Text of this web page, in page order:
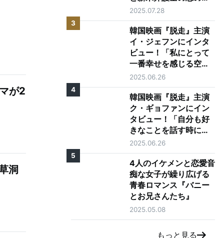
が2
洞
方は？
2025.07.28
3
韓国映画『脱走』主演
イ・ジェフンにインタ
ビュー！「私にとって
一番幸せを感じる空
間、それは映画館で
す」
2025.06.26
4
韓国映画『脱走』主演
ク・ギョファンにイン
タビュー！「自分も好
きなことを話す時に目
が輝く人になりたい」
2025.06.26
5
4人のイケメンと恋愛音
痴な女子が繰り広げる
青春ロマンス『バニー
とお兄さんたち』
2025.05.08
もっと見る